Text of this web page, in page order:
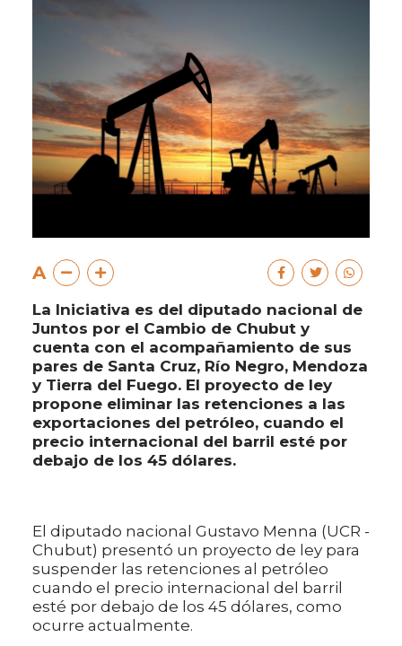
A
La Iniciativa es del diputado nacional de
Juntos por el Cambio de Chubut y
cuenta con el acompañamiento de sus
pares de Santa Cruz, Río Negro, Mendoza
y Tierra del Fuego. El proyecto de ley
propone eliminar las retenciones a las
exportaciones del petróleo, cuando el
precio internacional del barril esté por
debajo de los 45 dólares.
El diputado nacional Gustavo Menna (UCR -
Chubut) presentó un proyecto de ley para
suspender las retenciones al petróleo
cuando el precio internacional del barril
esté por debajo de los 45 dólares, como
ocurre actualmente.